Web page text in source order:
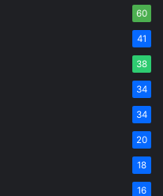
60
41
38
34
34
20
18
16